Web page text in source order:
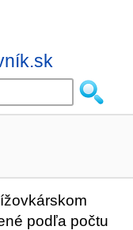
podľa počtu